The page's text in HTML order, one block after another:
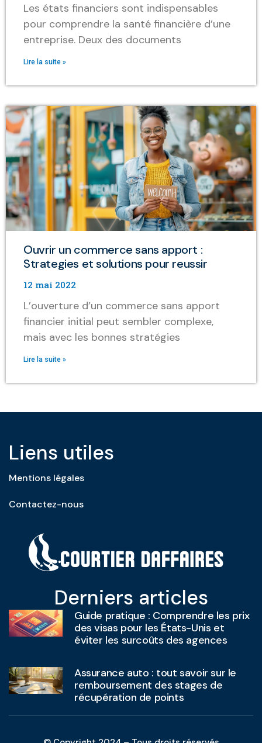
Les états financiers sont indispensables
pour comprendre la santé financière d’une
entreprise. Deux des documents
Lire la suite »
Ouvrir un commerce sans apport :
Strategies et solutions pour reussir
12 mai 2022
L’ouverture d’un commerce sans apport
financier initial peut sembler complexe,
mais avec les bonnes stratégies
Lire la suite »
Liens utiles
Mentions légales
Contactez-nous
Derniers articles
Guide pratique : Comprendre les prix
des visas pour les États-Unis et
éviter les surcoûts des agences
Assurance auto : tout savoir sur le
remboursement des stages de
récupération de points